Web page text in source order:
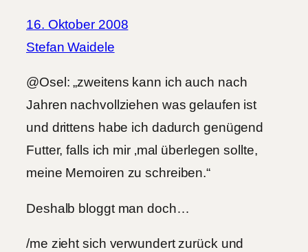
16. Oktober 2008
Stefan Waidele
@Osel: „zweitens kann ich auch nach
Jahren nachvollziehen was gelaufen ist
und drittens habe ich dadurch genügend
Futter, falls ich mir ‚mal überlegen sollte,
meine Memoiren zu schreiben.“
Deshalb bloggt man doch…
/me zieht sich verwundert zurück und